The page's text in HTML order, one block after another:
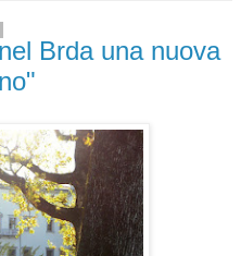
Brda una nuova